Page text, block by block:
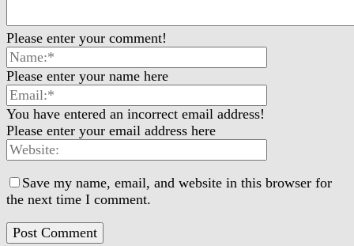
Please enter your comment!
Please enter your name here
You have entered an incorrect email address!
Please enter your email address here
Save my name, email, and website in this browser for
the next time I comment.